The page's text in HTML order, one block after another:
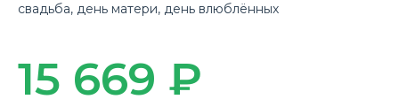
свадьба, день матери, день влюблённых
15 669 ₽